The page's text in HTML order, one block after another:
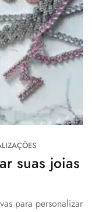
suas joias
para personalizar